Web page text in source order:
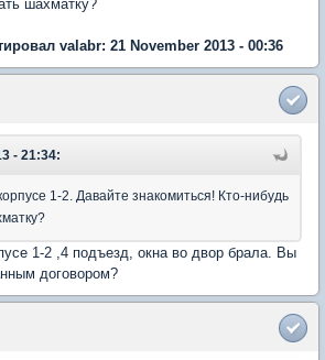
шахматку?
valabr: 21 November 2013 - 00:36
- 21:34:
1-2. Давайте знакомиться! Кто-нибудь
1-2 ,4 подъезд, окна во двор брала. Вы
договором?